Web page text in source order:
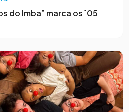
do Imba” marca os 105